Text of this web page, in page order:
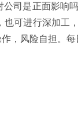
司是正面影响
可进行深加
，风险自担。每